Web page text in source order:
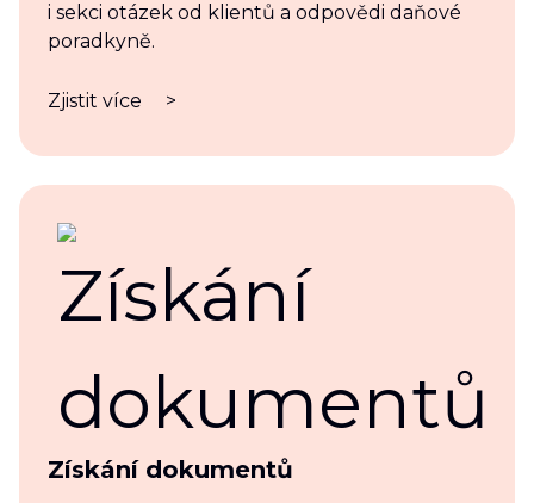
i sekci otázek od klientů a odpovědi daňové
poradkyně.
Zjistit více >
Získání dokumentů